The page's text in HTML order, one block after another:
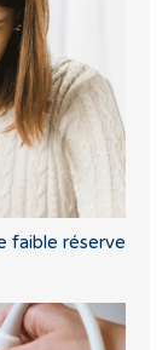
faible réserve